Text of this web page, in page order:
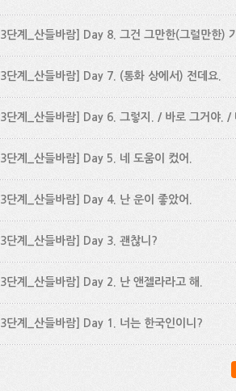
[3단계_산들바람] Day 8. 그건 그만한(그럴만한)
[3단계_산들바람] Day 7. (통화 상에서) 전데요.
[3단계_산들바람] Day 6. 그렇지. / 바로 그거야. /
[3단계_산들바람] Day 5. 네 도움이 컸어.
[3단계_산들바람] Day 4. 난 운이 좋았어.
[3단계_산들바람] Day 3. 괜찮니?
[3단계_산들바람] Day 2. 난 앤젤라라고 해.
[3단계_산들바람] Day 1. 너는 한국인이니?